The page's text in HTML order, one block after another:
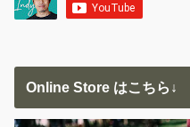
Online Store はこちら↓